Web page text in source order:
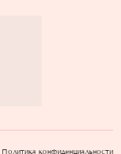
Политика конфиденциальности